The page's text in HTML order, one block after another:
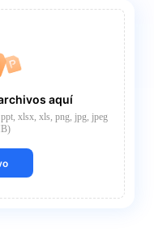
aquí
xlsx, xls, png, jpg, jpeg